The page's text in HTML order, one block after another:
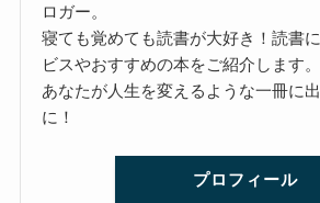
ロガー。
寝ても覚めても読書が大好き！読書
ビスやおすすめの本をご紹介します。
あなたが人生を変えるような一冊に
に！
プロフィール